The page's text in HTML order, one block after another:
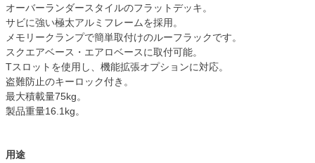
オーバーランダースタイルのフラットデッキ。
サビに強い極太アルミフレームを採用。
メモリークランプで簡単取付けのルーフラックです。
スクエアベース・エアロベースに取付可能。
Tスロットを使用し、機能拡張オプションに対応。
盗難防止のキーロック付き。
最大積載量75kg。
製品重量16.1kg。
用途